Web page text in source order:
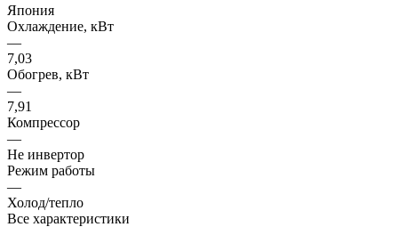
Япония
Охлаждение, кВт
—
7,03
Обогрев, кВт
—
7,91
Компрессор
—
Не инвертор
Режим работы
—
Холод/тепло
Все характеристики